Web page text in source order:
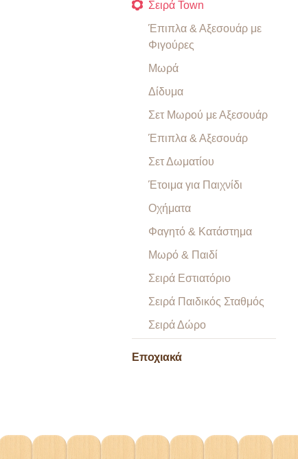
Σειρά Town
Έπιπλα & Αξεσουάρ με
Φιγούρες
Μωρά
Δίδυμα
Σετ Μωρού με Αξεσουάρ
Έπιπλα & Αξεσουάρ
Σετ Δωματίου
Έτοιμα για Παιχνίδι
Οχήματα
Φαγητό & Κατάστημα
Μωρό & Παιδί
Σειρά Εστιατόριο
Σειρά Παιδικός Σταθμός
Σειρά Δώρο
Εποχιακά